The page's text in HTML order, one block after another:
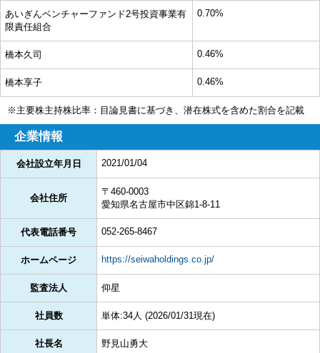
あいぎんベンチャーファンド2号投資事業有
限責任組合
0.70%
橋本久司 0.46%
橋本享子 0.46%
※主要株主持株比率：目論見書に基づき、潜在株式を含めた割合を記載
企業情報
会社設立年月日 2021/01/04
会社住所
〒460-0003
愛知県名古屋市中区錦1-8-11
代表電話番号 052-265-8467
ホームページ https://seiwaholdings.co.jp/
監査法人 仰星
社員数 単体:34人 (2026/01/31現在)
社長名 野見山勇大